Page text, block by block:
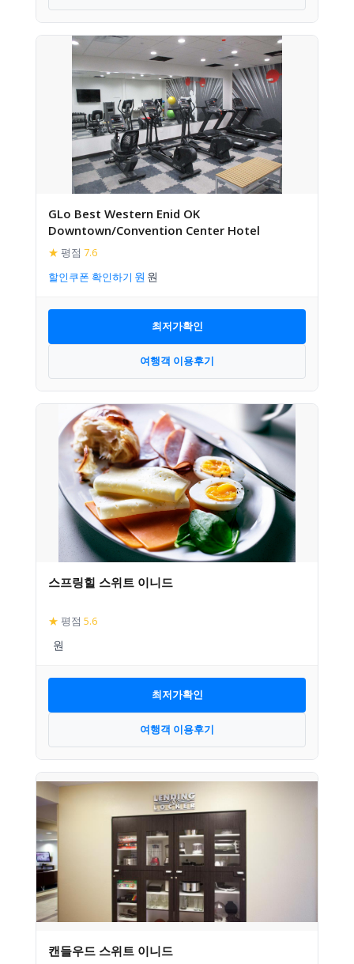
GLo Best Western Enid OK
Downtown/Convention Center Hotel
★ 평점 7.6
할인쿠폰 확인하기
최저가확인
여행객 이용후기
스프링힐 스위트 이니드
★ 평점 5.6
최저가확인
여행객 이용후기
캔들우드 스위트 이니드